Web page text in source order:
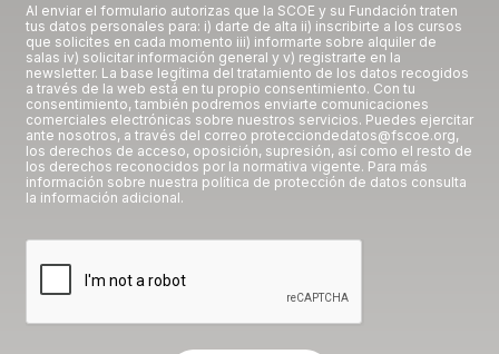
Al enviar el formulario autorizas que la SCOE y su Fundación traten
tus datos personales para: i) darte de alta ii) inscribirte a los cursos
que solicites en cada momento iii) informarte sobre alquiler de
salas iv) solicitar información general y v) registrarte en la
newsletter. La base legítima del tratamiento de los datos recogidos
a través de la web está en tu propio consentimiento. Con tu
consentimiento, también podremos enviarte comunicaciones
comerciales electrónicas sobre nuestros servicios. Puedes ejercitar
ante nosotros, a través del correo protecciondedatos@fscoe.org,
los derechos de acceso, oposición, supresión, así como el resto de
los derechos reconocidos por la normativa vigente. Para más
información sobre nuestra política de protección de datos consulta
la información adicional.